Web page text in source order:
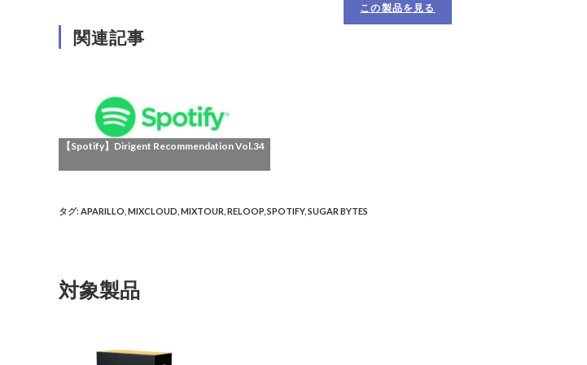
この製品を見る
関連記事
【Spotify】Dirigent Recommendation Vol.34
タグ: APARILLO MIXCLOUD MIXTOUR RELOOP SPOTIFY, SUGAR BYTES
対象製品